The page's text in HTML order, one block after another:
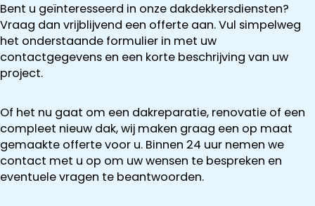
Bent u geïnteresseerd in onze dakdekkersdiensten?
Vraag dan vrijblijvend een offerte aan. Vul simpelweg
het onderstaande formulier in met uw
contactgegevens en een korte beschrijving van uw
project.
Of het nu gaat om een dakreparatie, renovatie of een
compleet nieuw dak, wij maken graag een op maat
gemaakte offerte voor u. Binnen 24 uur nemen we
contact met u op om uw wensen te bespreken en
eventuele vragen te beantwoorden.